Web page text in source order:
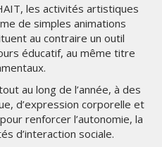
les activités artistiques
de simples animations
au contraire un outil
éducatif, au même titre
au long de l’année, à des
d’expression corporelle et
renforcer l’autonomie, la
d’interaction sociale.